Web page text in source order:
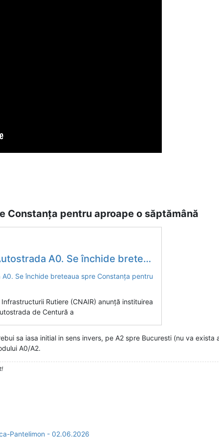
Constanța pentru aproape o săptămână
breteaua spre Constanța pentru aproape o săptămână
Rutiere (CNAIR) anunță instituirea
de Centură a
sa iasa initial in sens invers, pe A2 spre Bucuresti (nu va
A0/A2.
Pantelimon - 02.06.2026